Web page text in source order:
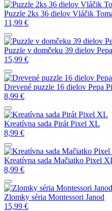
Puzzle 2ks 36 dielov Vláčik
11,99 €
Puzzle v domčeku 39 dielov
15,99 €
Drevené puzzle 16 dielov Pepa
8,99 €
Kreatívna sada Pirát Pixel XL
8,99 €
Kreatívna sada Mačiatko Pixel
8,99 €
Zlomky séria Montessori Janod
15,99 €